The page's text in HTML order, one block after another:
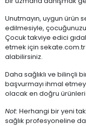
Unutmayın, uygun ürün
edilmesiyle,
Çocuk takviye edici
etmek için
alabilirsiniz.
Daha sağlıklı ve bilinçli
başvurmayı ihmal
olacak en doğru
Not: Herhangi bir yeni
sağlık profesyoneline